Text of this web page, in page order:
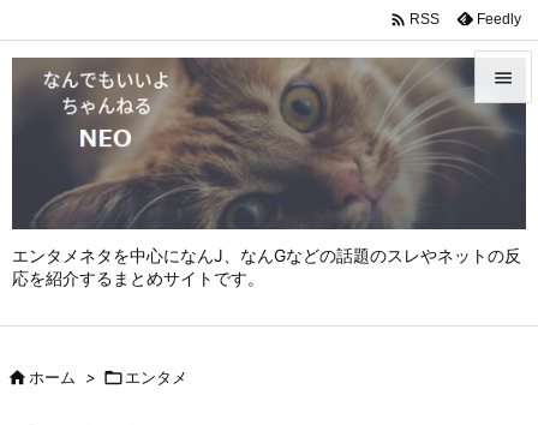
エンタメネタを中心になんJ、なんGなどの話題のスレやネットの反
応を紹介するまとめサイトです。



 RSS Feedly
ホーム > エンタメ